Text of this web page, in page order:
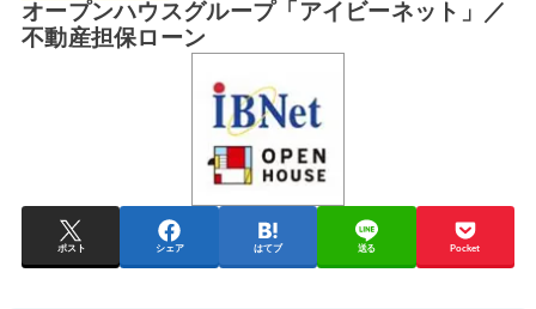
オープンハウスグループ「アイビーネット」／
不動産担保ローン
ポスト シェア はてブ 送る Pocket